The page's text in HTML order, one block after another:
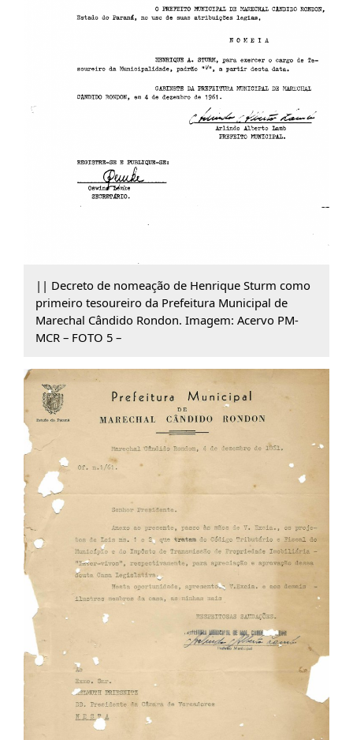
|| Decreto de nomeação de Henrique Sturm como
primeiro tesoureiro da Prefeitura Municipal de
Marechal Cândido Rondon. Imagem: Acervo PM-
MCR – FOTO 5 –